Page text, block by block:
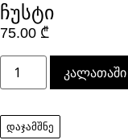
ჩუსტი
75.00 ₾
კალათაში
დაჯამშნე